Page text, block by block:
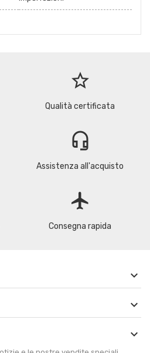
star_border
Qualità certificata
headset_mic
Assistenza all'acquisto
flight
Consegna rapida


